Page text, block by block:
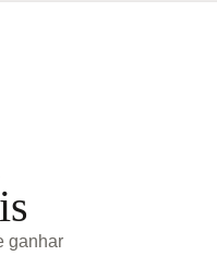
ganhar